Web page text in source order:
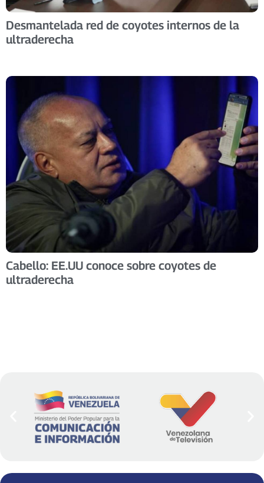
Desmantelada red de coyotes internos de la
ultraderecha
Cabello: EE.UU conoce sobre coyotes de
ultraderecha